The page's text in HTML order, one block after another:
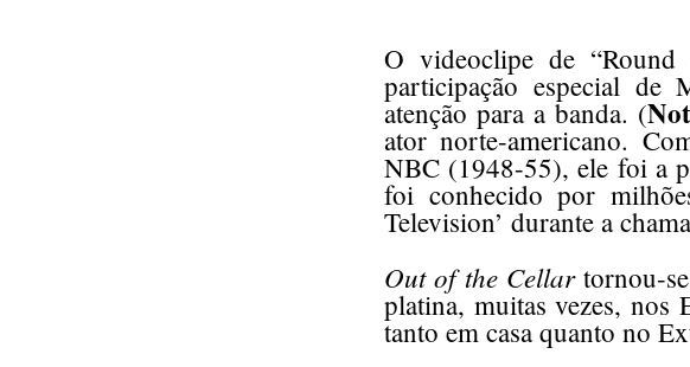
O videoclipe de
participação especial de
atenção para a banda. (
ator norte-americano.
NBC (1948-55), ele foi a
foi conhecido por
Television’ durante a
Out of the Cellartornou-
platina, muitas vezes,
tanto em casa quanto no